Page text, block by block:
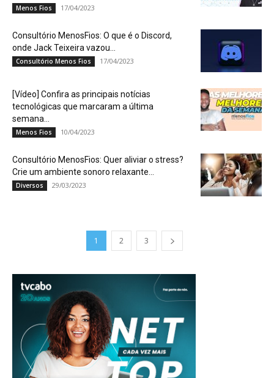
Menos Fios 17/04/2023
Consultório MenosFios: O que é o Discord,
onde Jack Teixeira vazou...
Consultório Menos Fios 17/04/2023
[Vídeo] Confira as principais notícias
tecnológicas que marcaram a última
semana...
Menos Fios 10/04/2023
Consultório MenosFios: Quer aliviar o stress?
Crie um ambiente sonoro relaxante...
Diversos 29/03/2023
1 2 3